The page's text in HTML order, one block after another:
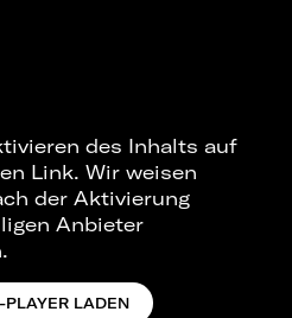
des Inhalts auf
Link. Wir weisen
der Aktivierung
Anbieter
PLAYER LADEN